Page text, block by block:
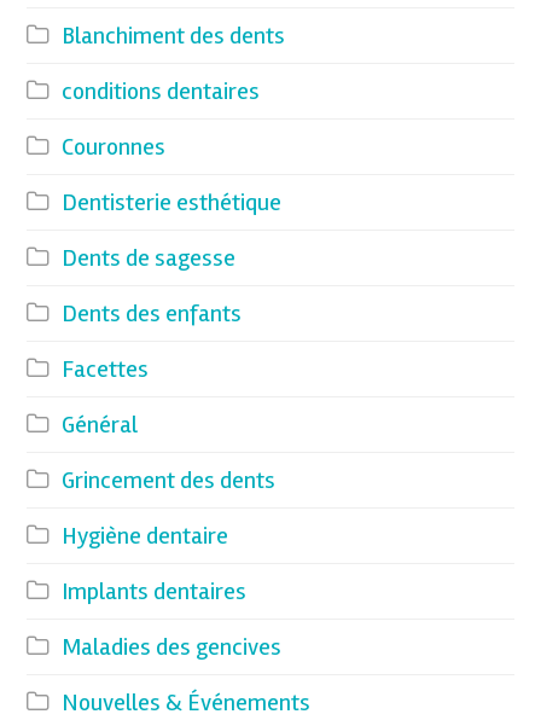
Blanchiment des dents
conditions dentaires
Couronnes
Dentisterie esthétique
Dents de sagesse
Dents des enfants
Facettes
Général
Grincement des dents
Hygiène dentaire
Implants dentaires
Maladies des gencives
Nouvelles & Événements